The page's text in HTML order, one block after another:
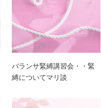
バランサ緊縛講習会・・緊
縛についてマリ談